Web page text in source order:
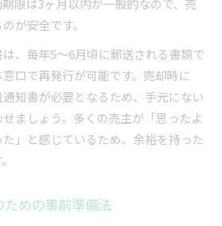
限は3ヶ月以内が一般的なので、売
が安全です。
、毎年5～6月頃に郵送される書類で
口で再発行が可能です。売却時に
知書が必要となるため、手元にない
ましょう。多くの売主が「思ったよ
」と感じているため、余裕を持った
めの事前準備法